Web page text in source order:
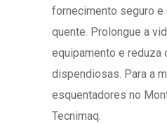
fornecimento seguro e
quente. Prolongue a
equipamento e reduza
dispendiosas. Para a
esquentadores no
Tecnimaq.